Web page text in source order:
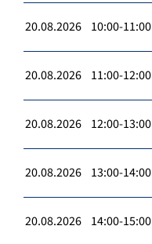
20.08.2026 10:00-11:00
20.08.2026 11:00-12:00
20.08.2026 12:00-13:00
20.08.2026 13:00-14:00
20.08.2026 14:00-15:00